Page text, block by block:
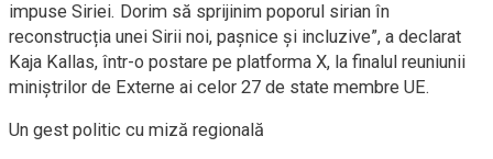
impuse Siriei. Dorim să sprijinim poporul sirian în
reconstrucția unei Sirii noi, pașnice și incluzive”, a declarat
Kaja Kallas, într-o postare pe platforma X, la finalul reuniunii
miniștrilor de Externe ai celor 27 de state membre UE.
Un gest politic cu miză regională